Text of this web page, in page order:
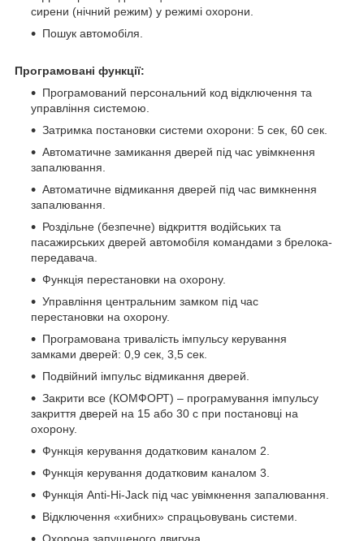
сирени (нічний режим) у режимі охорони.
Пошук автомобіля.
Програмовані функції:
Програмований персональний код відключення та
управління системою.
Затримка постановки системи охорони: 5 сек, 60 сек.
Автоматичне замикання дверей під час увімкнення
запалювання.
Автоматичне відмикання дверей під час вимкнення
запалювання.
Роздільне (безпечне) відкриття водійських та
пасажирських дверей автомобіля командами з брелока-
передавача.
Функція перестановки на охорону.
Управління центральним замком під час
перестановки на охорону.
Програмована тривалість імпульсу керування
замками дверей: 0,9 сек, 3,5 сек.
Подвійний імпульс відмикання дверей.
Закрити все (КОМФОРТ) – програмування імпульсу
закриття дверей на 15 або 30 с при постановці на
охорону.
Функція керування додатковим каналом 2.
Функція керування додатковим каналом 3.
Функція Anti-Hi-Jack під час увімкнення запалювання.
Відключення «хибних» спрацьовувань системи.
Охорона запущеного двигуна.